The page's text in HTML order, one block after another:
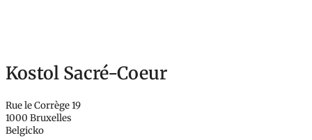
Kostol Sacré-Coeur
Rue le Corrège 19
1000 Bruxelles
Belgicko